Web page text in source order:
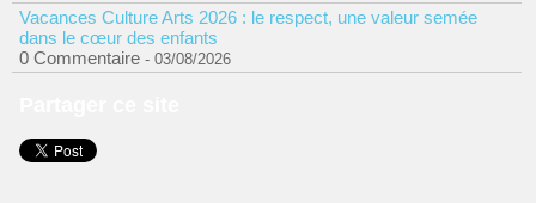
Vacances Culture Arts 2026 : le respect, une valeur semée
dans le cœur des enfants
0 Commentaire - 03/08/2026